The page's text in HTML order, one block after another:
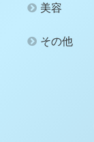
美容
その他